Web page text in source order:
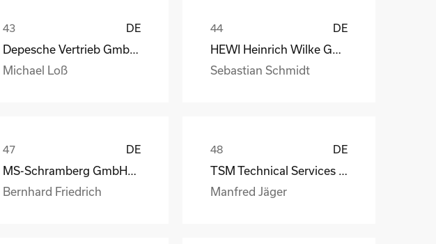
DE
Michael Loß
DE
Sebastian Schmidt
DE
Bernhard Friedrich
DE
Manfred Jäger